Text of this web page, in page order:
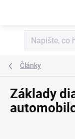
Články
Základy